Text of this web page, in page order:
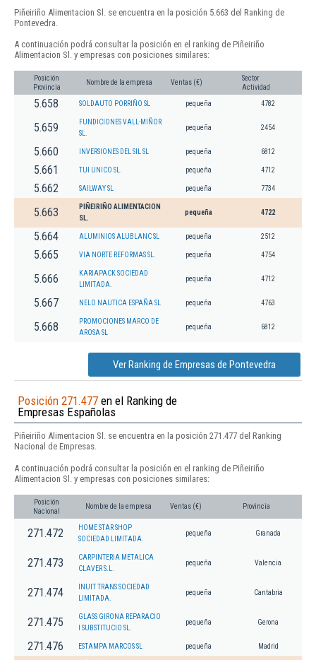
Piñeiriño Alimentacion Sl. se encuentra en la posición 5.663 del Ranking de
Pontevedra.
A continuación podrá consultar la posición en el ranking de Piñeiriño
Alimentacion Sl. y empresas con posiciones similares:
Posición
Provincia
Nombre de la empresa Ventas (€)
Sector
Actividad
5.658 SOLDAUTO PORRIÑO SL pequeña 4782
5.659
FUNDICIONES VALL-MIÑOR
SL.
pequeña 2454
5.660 INVERSIONES DEL SIL SL pequeña 6812
5.661 TUI UNICO SL. pequeña 4712
5.662 SAILWAY SL pequeña 7734
5.663
PIÑEIRIÑO ALIMENTACION
SL.
pequeña 4722
5.664 ALUMINIOS ALUBLANC SL pequeña 2512
5.665 VIA NORTE REFORMAS SL. pequeña 4754
5.666
KARIAPACK SOCIEDAD
LIMITADA.
pequeña 4712
5.667 NELO NAUTICA ESPAÑA SL pequeña 4763
5.668
PROMOCIONES MARCO DE
AROSA SL
pequeña 6812
Ver Ranking de Empresas de Pontevedra
Posición 271.477 en el Ranking de
Empresas Españolas
Piñeiriño Alimentacion Sl. se encuentra en la posición 271.477 del Ranking
Nacional de Empresas.
A continuación podrá consultar la posición en el ranking de Piñeiriño
Alimentacion Sl. y empresas con posiciones similares:
Posición
Nacional
Nombre de la empresa Ventas (€) Provincia
271.472
HOME STAR SHOP
SOCIEDAD LIMITADA.
pequeña Granada
271.473
CARPINTERIA METALICA
CLAVER S.L.
pequeña Valencia
271.474
INUIT TRANS SOCIEDAD
LIMITADA.
pequeña Cantabria
271.475
GLASS GIRONA REPARACIO
I SUBSTITUCIO SL.
pequeña Gerona
271.476 ESTAMPA MARCOS SL pequeña Madrid